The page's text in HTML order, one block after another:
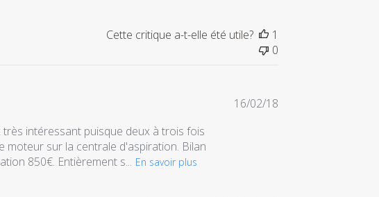
Cette critique a-t-elle été utile?
1
0
intéressant puisque deux à trois fois
moteur sur la centrale d'aspiration. Bilan
850€. Entièrement s... En savoir plus
Date
16/02/18